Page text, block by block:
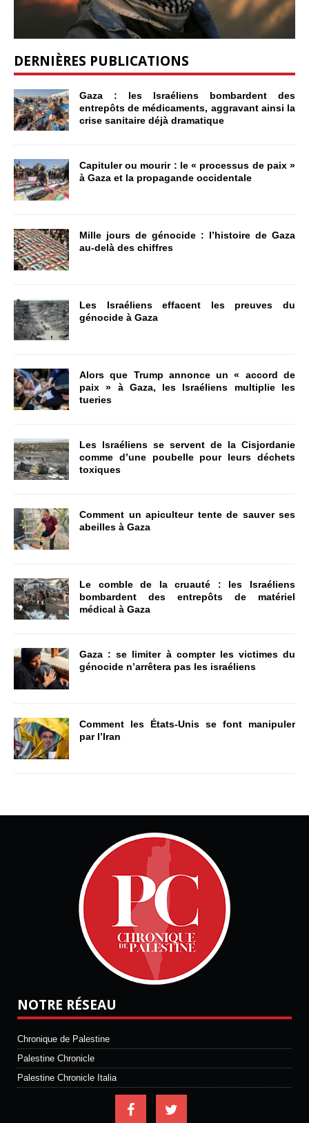
DERNIÈRES PUBLICATIONS
Gaza : les Israéliens bombardent des
entrepôts de médicaments, aggravant ainsi la
crise sanitaire déjà dramatique
Capituler ou mourir : le « processus de paix »
à Gaza et la propagande occidentale
Mille jours de génocide : l’histoire de Gaza
au-delà des chiffres
Les Israéliens effacent les preuves du
génocide à Gaza
Alors que Trump annonce un « accord de
paix » à Gaza, les Israéliens multiplie les
tueries
Les Israéliens se servent de la Cisjordanie
comme d’une poubelle pour leurs déchets
toxiques
Comment un apiculteur tente de sauver ses
abeilles à Gaza
Le comble de la cruauté : les Israéliens
bombardent des entrepôts de matériel
médical à Gaza
Gaza : se limiter à compter les victimes du
génocide n’arrêtera pas les israéliens
Comment les États-Unis se font manipuler
par l’Iran
NOTRE RÉSEAU
Chronique de Palestine
Palestine Chronicle
Palestine Chronicle Italia